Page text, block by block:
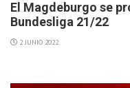
El Magdeburgo se
Bundesliga 21/22
2 JUNIO 2022